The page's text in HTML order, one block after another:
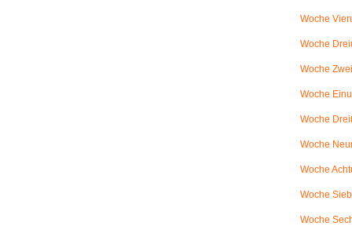
Woche
Woche
Woche
Woche
Woche
Woche
Woche
Woche
Woche